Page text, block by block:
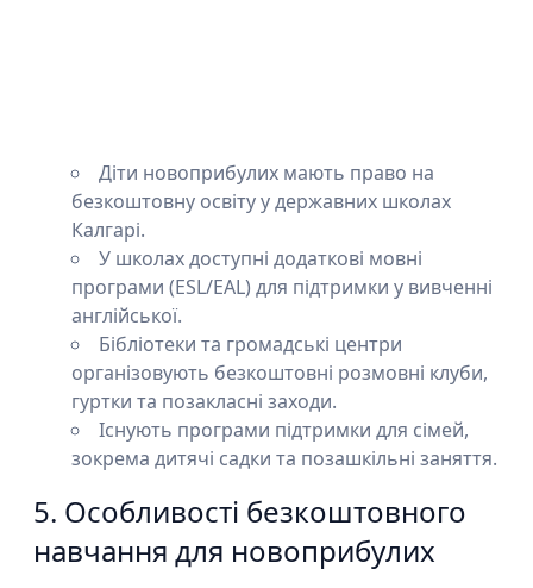
Діти новоприбулих мають право на
безкоштовну освіту у державних школах
Калгарі.
У школах доступні додаткові мовні
програми (ESL/EAL) для підтримки у вивченні
англійської.
Бібліотеки та громадські центри
організовують безкоштовні розмовні клуби,
гуртки та позакласні заходи.
Існують програми підтримки для сімей,
зокрема дитячі садки та позашкільні заняття.
5. Особливості безкоштовного
навчання для новоприбулих